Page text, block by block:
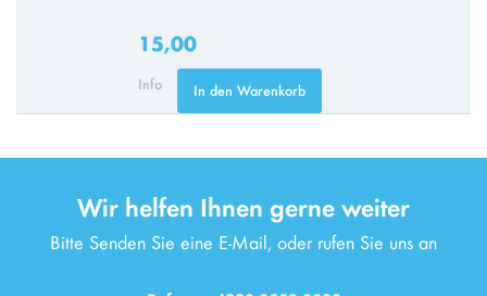
15,00
Info In den Warenkorb
Wir helfen Ihnen gerne weiter
Bitte Senden Sie eine E-Mail, oder rufen Sie uns an